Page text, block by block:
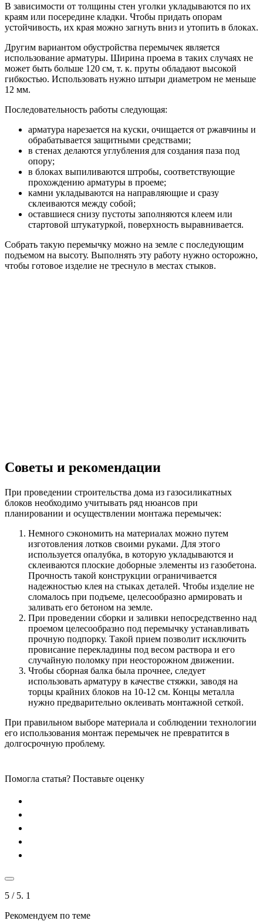
В зависимости от толщины стен уголки укладываются по их
краям или посередине кладки. Чтобы придать опорам
устойчивость, их края можно загнуть вниз и утопить в блоках.
Другим вариантом обустройства перемычек является
использование арматуры. Ширина проема в таких случаях не
может быть больше 120 см, т. к. пруты обладают высокой
гибкостью. Использовать нужно штыри диаметром не меньше
12 мм.
Последовательность работы следующая:
арматура нарезается на куски, очищается от ржавчины и
обрабатывается защитными средствами;
в стенах делаются углубления для создания паза под
опору;
в блоках выпиливаются штробы, соответствующие
прохождению арматуры в проеме;
камни укладываются на направляющие и сразу
склеиваются между собой;
оставшиеся снизу пустоты заполняются клеем или
стартовой штукатуркой, поверхность выравнивается.
Собрать такую перемычку можно на земле с последующим
подъемом на высоту. Выполнять эту работу нужно осторожно,
чтобы готовое изделие не треснуло в местах стыков.
Советы и рекомендации
При проведении строительства дома из газосиликатных
блоков необходимо учитывать ряд нюансов при
планировании и осуществлении монтажа перемычек:
Немного сэкономить на материалах можно путем
изготовления лотков своими руками. Для этого
используется опалубка, в которую укладываются и
склеиваются плоские доборные элементы из газобетона.
Прочность такой конструкции ограничивается
надежностью клея на стыках деталей. Чтобы изделие не
сломалось при подъеме, целесообразно армировать и
заливать его бетоном на земле.
При проведении сборки и заливки непосредственно над
проемом целесообразно под перемычку устанавливать
прочную подпорку. Такой прием позволит исключить
провисание перекладины под весом раствора и его
случайную поломку при неосторожном движении.
Чтобы сборная балка была прочнее, следует
использовать арматуру в качестве стяжки, заводя на
торцы крайних блоков на 10-12 см. Концы металла
нужно предварительно оклеивать монтажной сеткой.
При правильном выборе материала и соблюдении технологии
его использования монтаж перемычек не превратится в
долгосрочную проблему.
Помогла статья? Поставьте оценку
5 / 5. 1
Рекомендуем по теме